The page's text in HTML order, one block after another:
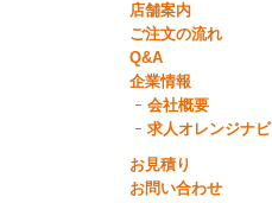
店舗案内
ご注文の流れ
Q&A
企業情報
会社概要
求人オレンジナビ
お見積り
お問い合わせ